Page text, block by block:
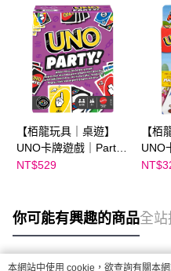
【栢龍玩具｜桌遊】
UNO卡牌遊戲｜Party
派對版
NT$529
【栢
UNO
歐兄
你可能有興趣的商品全站
本網站中使用 cookie，欲查詢有關本